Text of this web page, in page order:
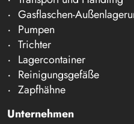
Gasflaschen-
Pumpen
Trichter
Lagercontainer
Reinigungsgefäße
Zapfhähne
Unternehmen